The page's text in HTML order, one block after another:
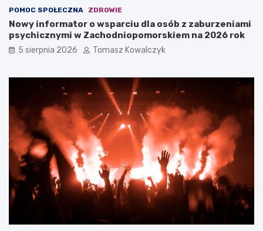
POMOC SPOŁECZNA ZDROWIE
Nowy informator o wsparciu dla osób z zaburzeniami
psychicznymi w Zachodniopomorskiem na 2026 rok
5 sierpnia 2026 Tomasz Kowalczyk